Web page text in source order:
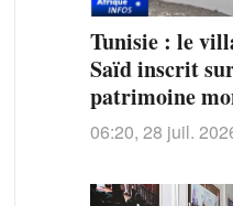
Tunisie : le
Saïd inscrit
patrimoine
l'UNESCO
06:20, 28 juil.